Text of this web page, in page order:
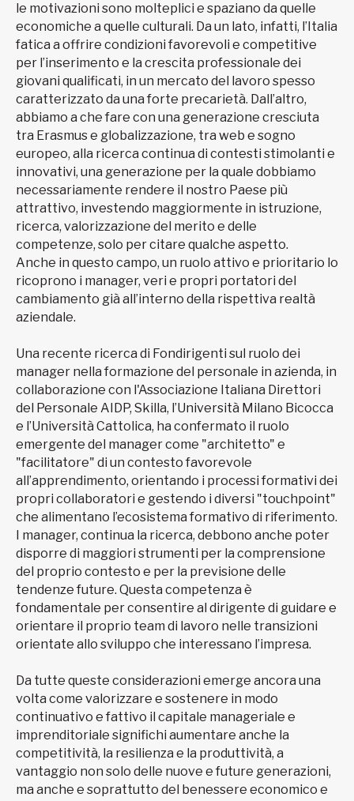
le motivazioni sono molteplici e spaziano da quelle
economiche a quelle culturali. Da un lato, infatti, l’Italia
fatica a offrire condizioni favorevoli e competitive
per l’inserimento e la crescita professionale dei
giovani qualificati, in un mercato del lavoro spesso
caratterizzato da una forte precarietà. Dall’altro,
abbiamo a che fare con una generazione cresciuta
tra Erasmus e globalizzazione, tra web e sogno
europeo, alla ricerca continua di contesti stimolanti e
innovativi, una generazione per la quale dobbiamo
necessariamente rendere il nostro Paese più
attrattivo, investendo maggiormente in istruzione,
ricerca, valorizzazione del merito e delle
competenze, solo per citare qualche aspetto.
Anche in questo campo, un ruolo attivo e prioritario lo
ricoprono i manager, veri e propri portatori del
cambiamento già all’interno della rispettiva realtà
aziendale.
Una recente ricerca di Fondirigenti sul ruolo dei
manager nella formazione del personale in azienda, in
collaborazione con l'Associazione Italiana Direttori
del Personale AIDP, Skilla, l’Università Milano Bicocca
e l’Università Cattolica, ha confermato il ruolo
emergente del manager come "architetto" e
"facilitatore" di un contesto favorevole
all’apprendimento, orientando i processi formativi dei
propri collaboratori e gestendo i diversi "touchpoint"
che alimentano l’ecosistema formativo di riferimento.
I manager, continua la ricerca, debbono anche poter
disporre di maggiori strumenti per la comprensione
del proprio contesto e per la previsione delle
tendenze future. Questa competenza è
fondamentale per consentire al dirigente di guidare e
orientare il proprio team di lavoro nelle transizioni
orientate allo sviluppo che interessano l’impresa.
Da tutte queste considerazioni emerge ancora una
volta come valorizzare e sostenere in modo
continuativo e fattivo il capitale manageriale e
imprenditoriale significhi aumentare anche la
competitività, la resilienza e la produttività, a
vantaggio non solo delle nuove e future generazioni,
ma anche e soprattutto del benessere economico e